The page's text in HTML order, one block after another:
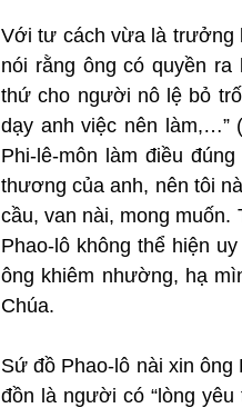
Với tư cách vừa là trưởng
nói rằng ông có quyền
thứ cho người nô lệ bỏ
dạy anh việc nên làm,…”
Phi-lê-môn làm điều
thương của anh, nên tôi
cầu, van nài, mong muốn.
Phao-lô không thể hiện
ông khiêm nhường, hạ
Chúa.
Sứ đồ Phao-lô nài xin
đồn là người có “lòng